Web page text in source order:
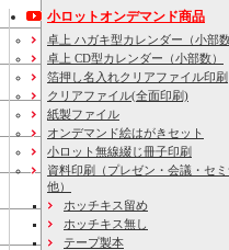
小ロットオンデマンド商品
卓上 ハガキ型カレンダー（小部
卓上 CD型カレンダー（小部数）
箔押し名入れクリアファイル印刷
クリアファイル(全面印刷)
紙製ファイル
オンデマンド絵はがきセット
小ロット無線綴じ冊子印刷
資料印刷
（プレゼン・会議・セ
他）
ホッチキス留め
ホッチキス無し
テープ製本